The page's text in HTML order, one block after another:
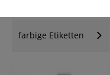
farbige Etiketten